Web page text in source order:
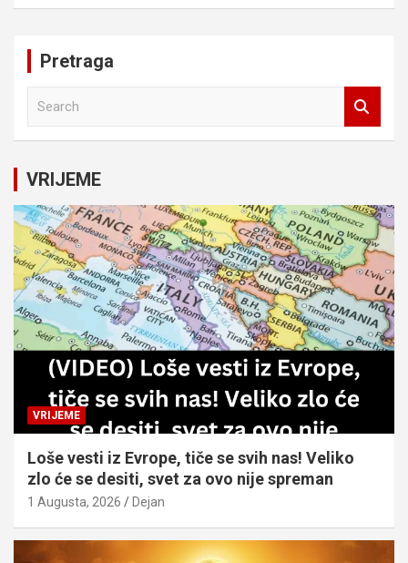
Pretraga
c
VRIJEME
VRIJEME
Loše vesti iz Evrope, tiče se svih nas! Veliko
zlo će se desiti, svet za ovo nije spreman
1 Augusta, 2026 Dejan